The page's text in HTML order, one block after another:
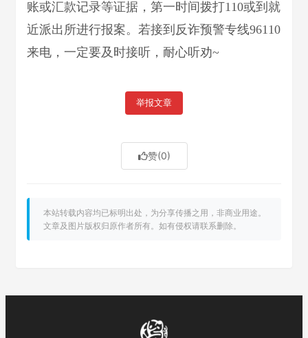
账或汇款记录等证据，第一时间拨打110或到就
近派出所进行报案。若接到反诈预警专线96110
来电，一定要及时接听，耐心听劝~
举报文章
赞(0)
本站转载内容均已标明出处，为分享传播之用，非商业用途。
文章及图片版权归原作者所有。如有侵权请联系删除。